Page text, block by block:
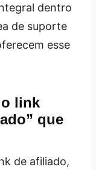
dentro
de suporte
esse
o link
que
de afiliado,